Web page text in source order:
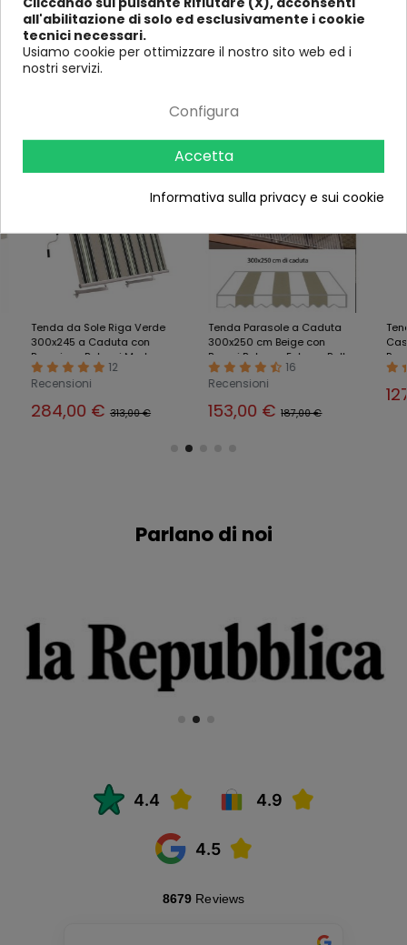
Larghezza (in
cm)
300 250 400
Tenda da Sole Riga Verde
300x245 a Caduta con
Bracci per Balconi Moderna
Esterno
12
Recensioni
284,00 €313,00 €
-18%
Tenda Parasole a Caduta
300x250 cm Beige con
Bracci Balcone Esterno Rullo
Sole
16
Recensioni
153,00 €187,00 €
Parlano di noi
all'abilitazione di solo ed esclusivamente i cookie
tecnici necessari.
Usiamo cookie per ottimizzare il nostro sito web ed i
nostri servizi.
Configura
Accetta
Informativa sulla privacy e sui cookie